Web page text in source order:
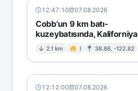
12:47:10 07.08.2026
Cobb'un 9 km batı-
kuzeybatısında, Kaliforniya
2.1 km I 38.86, -122.82
12:12:00 07.08.2026